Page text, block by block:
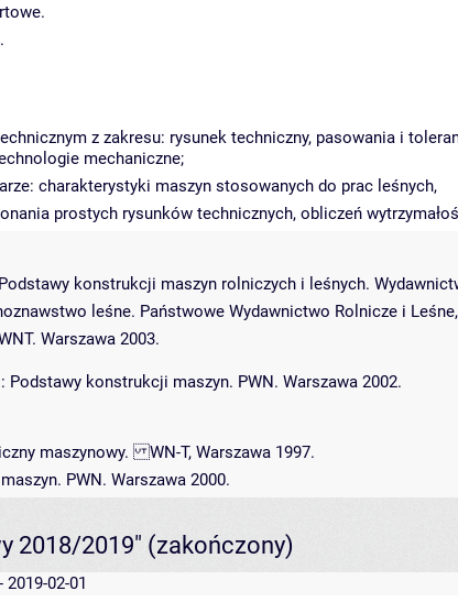
z zakresu: rysunek techniczny, pasowania i
mechaniczne;
charakterystyki maszyn stosowanych do prac leśnych,
prostych rysunków technicznych, obliczeń
konstrukcji maszyn rolniczych i leśnych.
leśne. Państwowe Wydawnictwo Rolnicze i
Warszawa 2003.
Podstawy konstrukcji maszyn. PWN. Warszawa 2002.
maszynowy. WN-T, Warszawa 1997.
PWN. Warszawa 2000.
2018/2019" (zakończony)
2019-02-01